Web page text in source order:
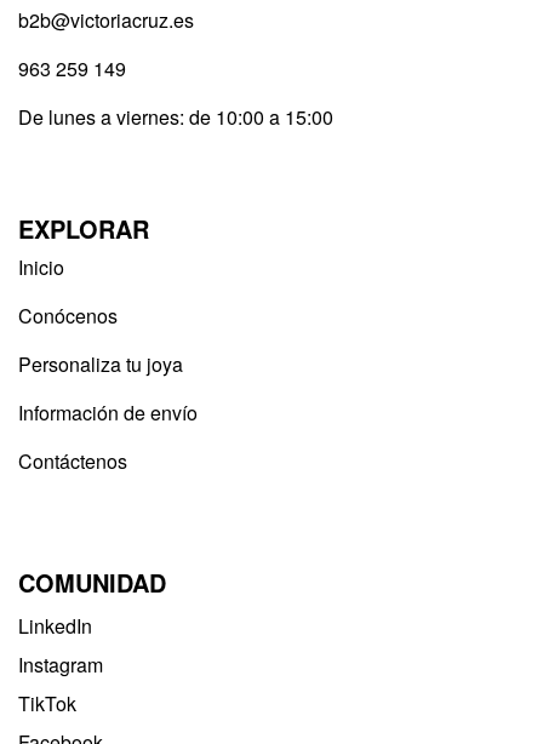
b2b@victoriacruz.es
963 259 149
De lunes a viernes: de 10:00 a 15:00
EXPLORAR
Inicio
Conócenos
Personaliza tu joya
Información de envío
Contáctenos
COMUNIDAD
LinkedIn
Instagram
TikTok